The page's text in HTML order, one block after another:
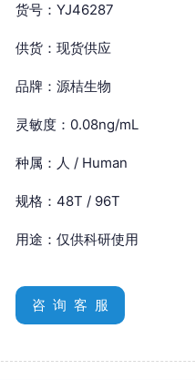
货号：YJ46287
供货：现货供应
品牌：源桔生物
灵敏度：0.08ng/mL
种属：人 / Human
规格：48T / 96T
用途：仅供科研使用
咨 询 客 服